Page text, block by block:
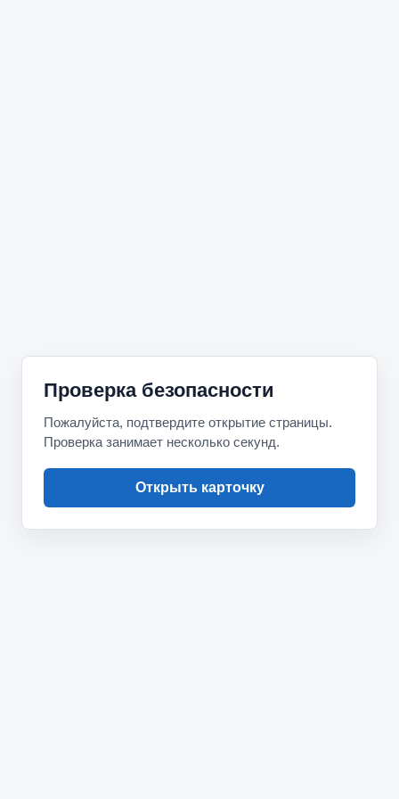
Проверка безопасности
Пожалуйста, подтвердите открытие страницы.
Проверка занимает несколько секунд.
Открыть карточку